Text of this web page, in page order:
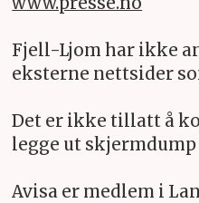
Fjell-Ljom har ikke
eksterne nettsider
Det er ikke tillatt å
legge ut
Avisa er medlem i